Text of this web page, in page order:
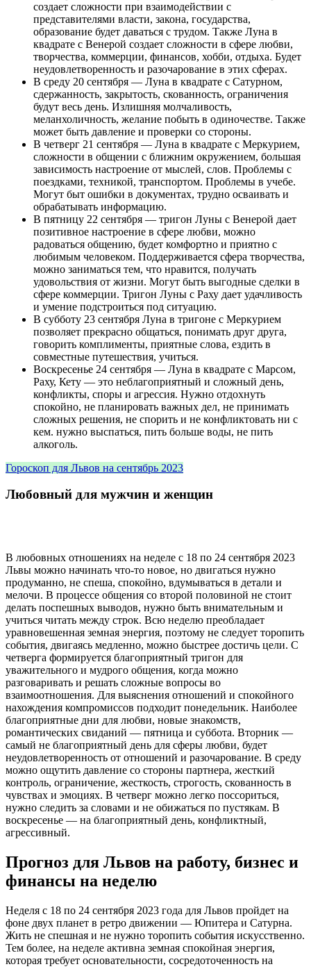
создает сложности при взаимодействии с
представителями власти, закона, государства,
образование будет даваться с трудом. Также Луна в
квадрате с Венерой создает сложности в сфере любви,
творчества, коммерции, финансов, хобби, отдыха. Будет
неудовлетворенность и разочарование в этих сферах.
В среду 20 сентября — Луна в квадрате с Сатурном,
сдержанность, закрытость, скованность, ограничения
будут весь день. Излишняя молчаливость,
меланхоличность, желание побыть в одиночестве. Также
может быть давление и проверки со стороны.
В четверг 21 сентября — Луна в квадрате с Меркурием,
сложности в общении с ближним окружением, большая
зависимость настроение от мыслей, слов. Проблемы с
поездками, техникой, транспортом. Проблемы в учебе.
Могут быт ошибки в документах, трудно осваивать и
обрабатывать информацию.
В пятницу 22 сентября — тригон Луны с Венерой дает
позитивное настроение в сфере любви, можно
радоваться общению, будет комфортно и приятно с
любимым человеком. Поддерживается сфера творчества,
можно заниматься тем, что нравится, получать
удовольствия от жизни. Могут быть выгодные сделки в
сфере коммерции. Тригон Луны с Раху дает удачливость
и умение подстроиться под ситуацию.
В субботу 23 сентября Луна в тригоне с Меркурием
позволяет прекрасно общаться, понимать друг друга,
говорить комплименты, приятные слова, ездить в
совместные путешествия, учиться.
Воскресенье 24 сентября — Луна в квадрате с Марсом,
Раху, Кету — это неблагоприятный и сложный день,
конфликты, споры и агрессия. Нужно отдохнуть
спокойно, не планировать важных дел, не принимать
сложных решения, не спорить и не конфликтовать ни с
кем. нужно выспаться, пить больше воды, не пить
алкоголь.
Гороскоп для Львов на сентябрь 2023
Любовный для мужчин и женщин
В любовных отношениях на неделе с 18 по 24 сентября 2023
Львы можно начинать что-то новое, но двигаться нужно
продуманно, не спеша, спокойно, вдумываться в детали и
мелочи. В процессе общения со второй половиной не стоит
делать поспешных выводов, нужно быть внимательным и
учиться читать между строк. Всю неделю преобладает
уравновешенная земная энергия, поэтому не следует торопить
события, двигаясь медленно, можно быстрее достичь цели. С
четверга формируется благоприятный тригон для
уважительного и мудрого общения, когда можно
разговаривать и решать сложные вопросы во
взаимоотношения. Для выяснения отношений и спокойного
нахождения компромиссов подходит понедельник. Наиболее
благоприятные дни для любви, новые знакомств,
романтических свиданий — пятница и суббота. Вторник —
самый не благоприятный день для сферы любви, будет
неудовлетворенность от отношений и разочарование. В среду
можно ощутить давление со стороны партнера, жесткий
контроль, ограничение, жесткость, строгость, скованность в
чувствах и эмоциях. В четверг можно легко поссориться,
нужно следить за словами и не обижаться по пустякам. В
воскресенье — на благоприятный день, конфликтный,
агрессивный.
Прогноз для Львов на работу, бизнес и
финансы на неделю
Неделя с 18 по 24 сентября 2023 года для Львов пройдет на
фоне двух планет в ретро движении — Юпитера и Сатурна.
Жить не спешная и не нужно торопить события искусственно.
Тем более, на неделе активна земная спокойная энергия,
которая требует основательности, сосредоточенность на